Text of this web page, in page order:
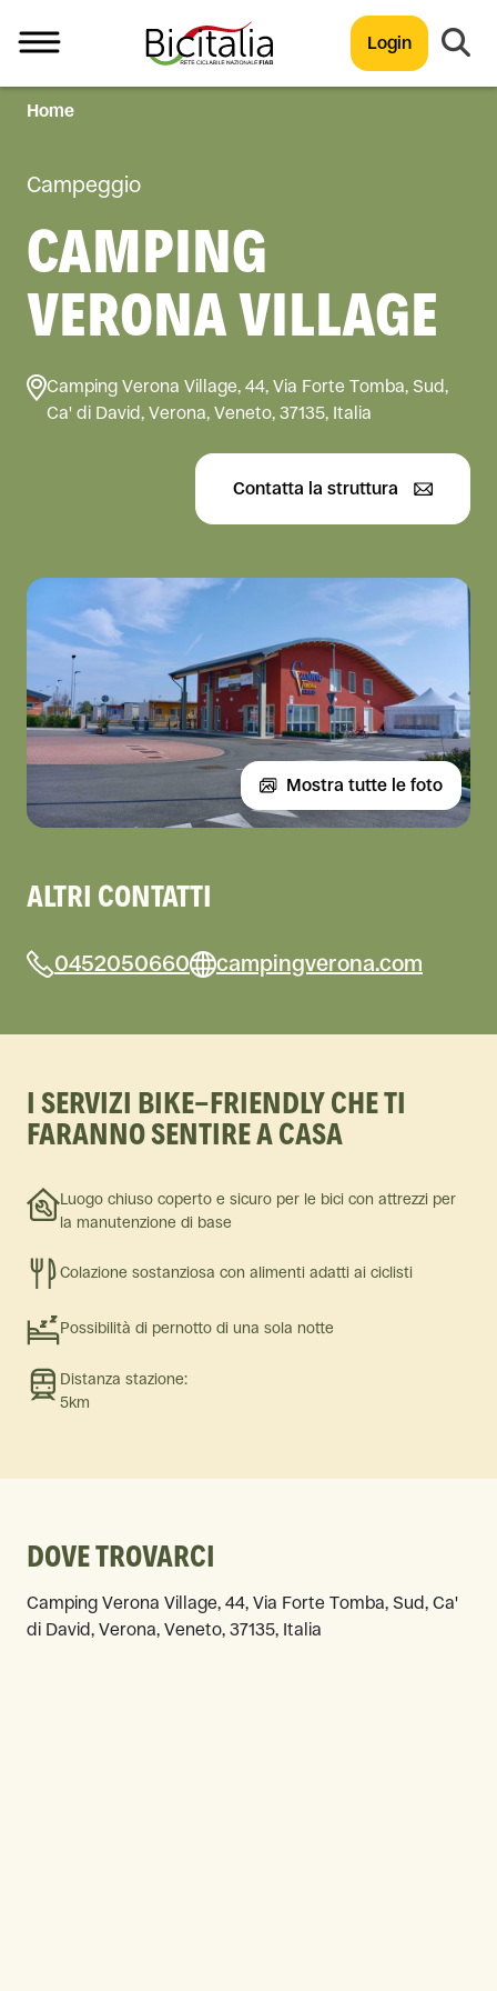
Login
TUTTO
Home
Campeggio
CAMPING
VERONA VILLAGE
Camping Verona Village, 44, Via Forte Tomba, Sud,
Ca' di David, Verona, Veneto, 37135, Italia
Contatta la struttura
Mostra tutte le foto
ALTRI CONTATTI
0452050660 campingverona.com
I SERVIZI BIKE-FRIENDLY CHE TI
FARANNO SENTIRE A CASA
Luogo chiuso coperto e sicuro per le bici con attrezzi per
la manutenzione di base
Colazione sostanziosa con alimenti adatti ai ciclisti
Possibilità di pernotto di una sola notte
Distanza stazione:
5km
DOVE TROVARCI
Camping Verona Village, 44, Via Forte Tomba, Sud, Ca'
di David, Verona, Veneto, 37135, Italia